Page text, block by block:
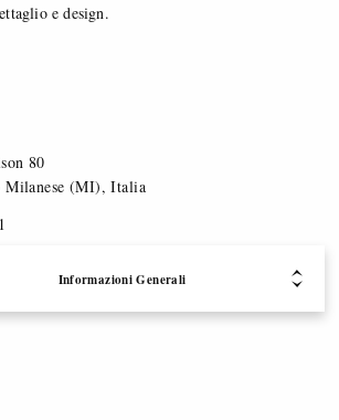
Informazioni Generali
e design.
80
Milanese (MI), Italia